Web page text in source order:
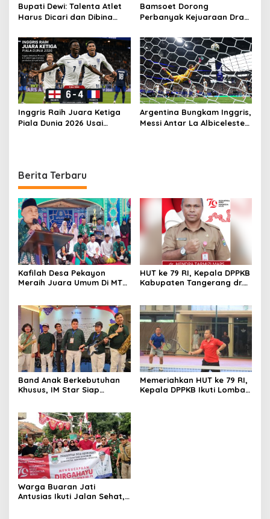
Bupati Dewi: Talenta Atlet
Harus Dicari dan Dibina
Bamsoet Dorong
Perbanyak Kejuaraan Drag
Series 2026 Jadi Ajang
Pembinaan Talenta Muda
Inggris Raih Juara Ketiga
Piala Dunia 2026 Usai
Argentina Bungkam Inggris,
Messi Antar La Albiceleste
Berita Terbaru
Kafilah Desa Pekayon
Meraih Juara Umum Di MTQ
HUT ke 79 RI, Kepala DPPKB
Kabupaten Tangerang dr.
Band Anak Berkebutuhan
Khusus, IM Star Siap
79 RI Tingkat Tangsel
Memeriahkan HUT ke 79 RI,
Kepala DPPKB Ikuti Lomba
Warga Buaran Jati
Antusias Ikuti Jalan Sehat,